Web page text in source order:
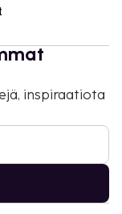
inspiraatiota